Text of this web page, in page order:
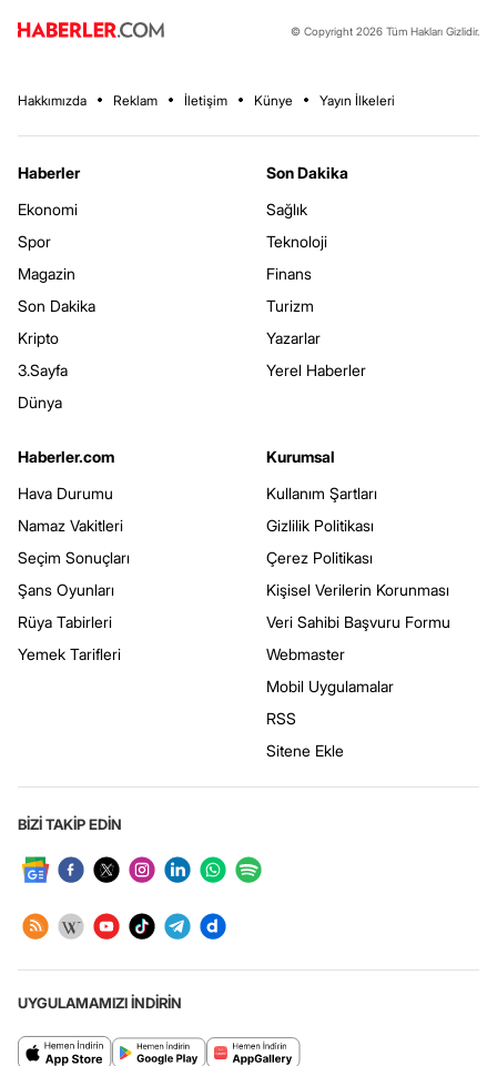
© Copyright 2026 Tüm Hakları Gizlidir.
Hakkımızda Reklam İletişim Künye Yayın İlkeleri
Haberler
Ekonomi
Spor
Magazin
Son Dakika
Kripto
3.Sayfa
Dünya
Son Dakika
Sağlık
Teknoloji
Finans
Turizm
Yazarlar
Yerel Haberler
Haberler.com
Hava Durumu
Namaz Vakitleri
Seçim Sonuçları
Şans Oyunları
Rüya Tabirleri
Yemek Tarifleri
Kurumsal
Kullanım Şartları
Gizlilik Politikası
Çerez Politikası
Kişisel Verilerin Korunması
Veri Sahibi Başvuru Formu
Webmaster
Mobil Uygulamalar
RSS
Sitene Ekle
BİZİ TAKİP EDİN
UYGULAMAMIZI İNDİRİN